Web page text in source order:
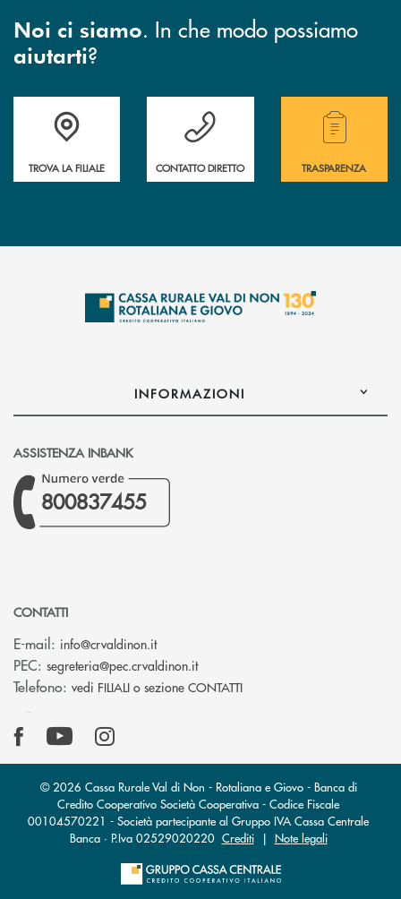
Noi ci siamo. In che modo possiamo
aiutarti?
Accedi all' elenco completo di indirizzo, telefono e mail delle nostre
TROVA LA FILIALE
Hai bisogno di assistenza immediata?
CONTATTO DIRETTO
Hai bisogno di
TRASPARENZA
INFORMAZIONI
ASSISTENZA INBANK
800837455
CONTATTI
E-mail: info@crvaldinon.it(si apre l’app di posta elettronica)
PEC: segreteria@pec.crvaldinon.it(si apre l’app di posta
Telefono: vedi FILIALI o sezione CONTATTI
© 2026 Cassa Rurale Val di Non - Rotaliana e Giovo - Banca di
Credito Cooperativo Società Cooperativa - Codice Fiscale
00104570221 - Società partecipante al Gruppo IVA Cassa Centrale
Banca · P.Iva 02529020220 Crediti| Note legali